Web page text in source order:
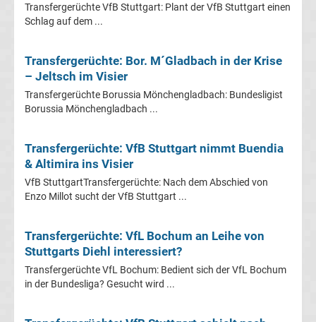
München
Transfergerüchte
Borussia
Transfergerüchte
Transfergerüchte VfB Stuttgart: Plant der VfB Stuttgart einen
Schlag auf dem ...
Transfergerüchte: Bor. M´Gladbach in der Krise
– Jeltsch im Visier
Transfergerüchte Borussia Mönchengladbach: Bundesligist
Borussia Mönchengladbach ...
Transfergerüchte: VfB Stuttgart nimmt Buendia
& Altimira ins Visier
VfB StuttgartTransfergerüchte: Nach dem Abschied von
Enzo Millot sucht der VfB Stuttgart ...
Transfergerüchte: VfL Bochum an Leihe von
Stuttgarts Diehl interessiert?
Transfergerüchte VfL Bochum: Bedient sich der VfL Bochum
in der Bundesliga? Gesucht wird ...